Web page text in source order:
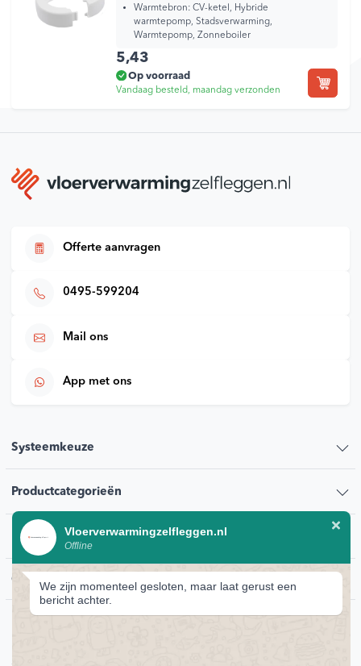
Warmtebron: CV-ketel, Hybride
warmtepomp, Stadsverwarming,
Warmtepomp, Zonneboiler
5,43
Op voorraad
Vandaag besteld, maandag verzonden
Offerte aanvragen
0495-599204
Mail ons
App met ons
Systeemkeuze
Productcategorieën
Klantenservice
Contact
Vloerverwarmingzelfleggen.nl
Offline
We zijn momenteel gesloten, maar laat gerust een
bericht achter.